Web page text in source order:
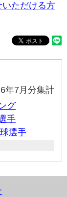
ただける方
年7月分集計
グ
手
選手